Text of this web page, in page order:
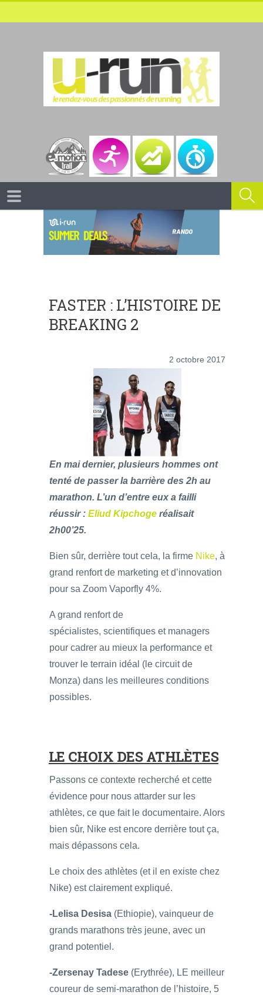
FASTER : L’HISTOIRE DE
BREAKING 2
2 octobre 2017
En mai dernier, plusieurs hommes ont
tenté de passer la barrière des 2h au
marathon. L’un d’entre eux a failli
réussir : Eliud Kipchoge réalisait
2h00’25.
Bien sûr, derrière tout cela, la firme Nike, à
grand renfort de marketing et d’innovation
pour sa Zoom Vaporfly 4%.
A grand renfort de
spécialistes, scientifiques et managers
pour cadrer au mieux la performance et
trouver le terrain idéal (le circuit de
Monza) dans les meilleures conditions
possibles.
LE CHOIX DES ATHLÈTES
Passons ce contexte recherché et cette
évidence pour nous attarder sur les
athlètes, ce que fait le documentaire. Alors
bien sûr, Nike est encore derrière tout ça,
mais dépassons cela.
Le choix des athlètes (et il en existe chez
Nike) est clairement expliqué.
-Lelisa Desisa (Ethiopie), vainqueur de
grands marathons très jeune, avec un
grand potentiel.
-Zersenay Tadese (Erythrée), LE meilleur
coureur de semi-marathon de l’histoire, 5